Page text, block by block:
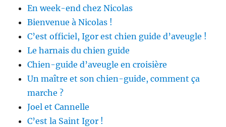
En week-end chez Nicolas
Bienvenue à Nicolas !
C’est officiel, Igor est chien guide d’aveugle !
Le harnais du chien guide
Chien-guide d’aveugle en croisière
Un maître et son chien-guide, comment ça
marche ?
Joel et Cannelle
C’est la Saint Igor !